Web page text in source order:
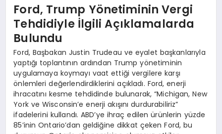
Ford, Trump Yönetiminin Vergi
Tehdidiyle İlgili Açıklamalarda
Bulundu
Ford, Başbakan Justin Trudeau ve eyalet başkanlarıyla
yaptığı toplantının ardından Trump yönetiminin
uygulamaya koymayı vaat ettiği vergilere karşı
önlemleri değerlendirdiklerini açıkladı. Ford, enerji
ihracatını kesme tehdidinde bulunarak, “Michigan, New
York ve Wisconsin’e enerji akışını durdurabiliriz”
ifadelerini kullandı. ABD’ye ihraç edilen ürünlerin yüzde
85’inin Ontario’dan geldiğine dikkat çeken Ford, bu